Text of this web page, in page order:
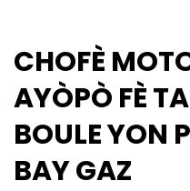
CHOFÈ
AYÒPÒ FÈ
BOULE YON
BAY GAZ